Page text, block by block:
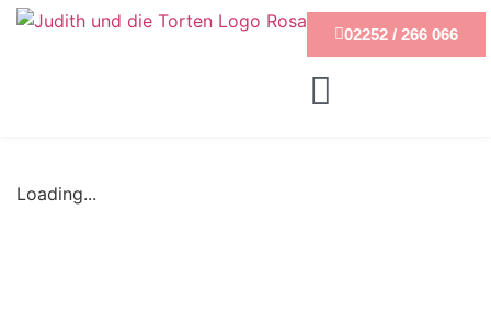
02252 / 266 066
Loading...